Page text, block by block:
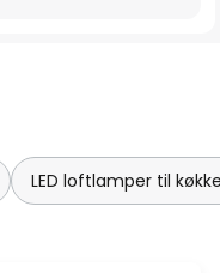
LED loftlamper til